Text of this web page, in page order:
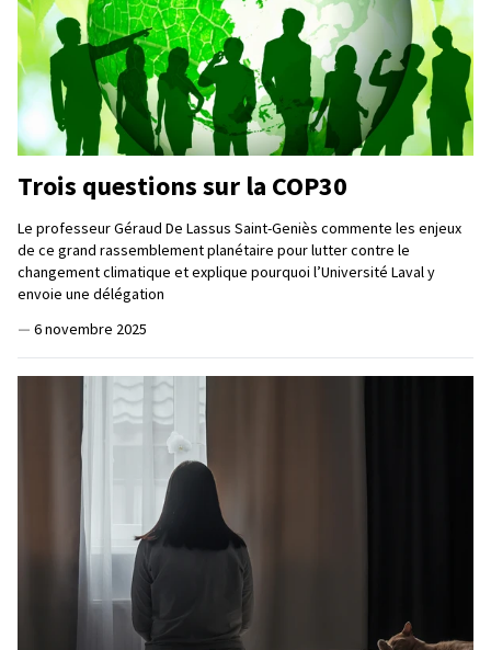
Trois questions sur la COP30
Le professeur Géraud De Lassus Saint-Geniès commente les enjeux
de ce grand rassemblement planétaire pour lutter contre le
changement climatique et explique pourquoi l’Université Laval y
envoie une délégation
— 6 novembre 2025